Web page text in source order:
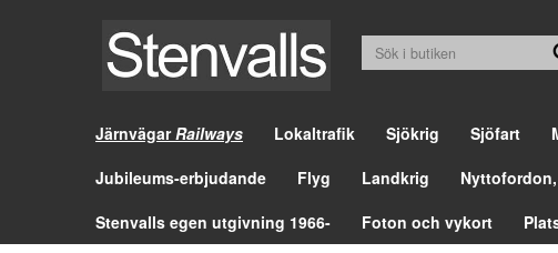
JärnvägarRailways Lokaltrafik Sjökrig Sjöfart
Jubileums-erbjudande
Flyg Landkrig
Stenvalls egen utgivning 1966-
Foton och vykort